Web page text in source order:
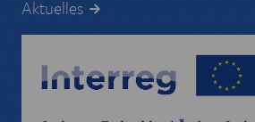
Aktuelles